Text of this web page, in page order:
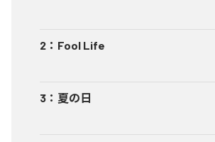
2 ： Fool Life
3 ： 夏の日